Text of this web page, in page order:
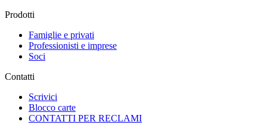
Prodotti
Famiglie e privati
Professionisti e imprese
Soci
Contatti
Scrivici
Blocco carte
CONTATTI PER RECLAMI